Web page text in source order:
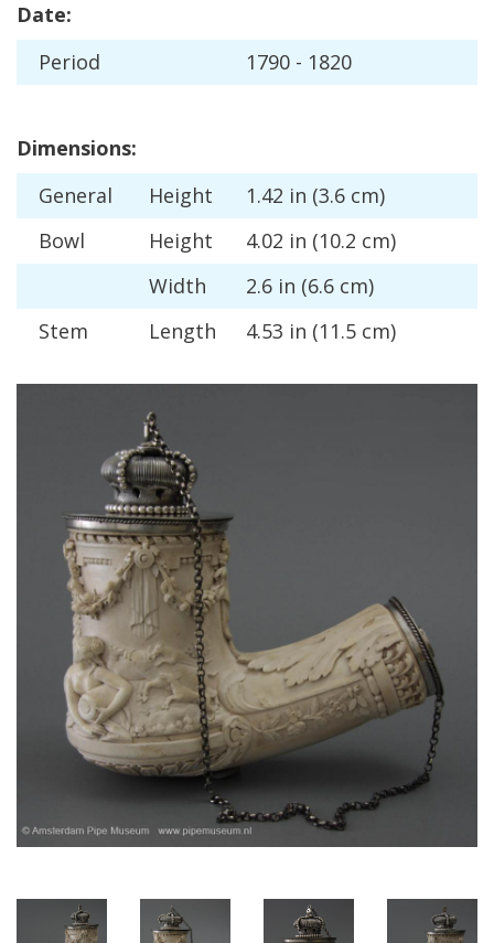
Date:
Period
1790 - 1820
Dimensions:
General
Height 1.42 in (3.6 cm)
Bowl
Height 4.02 in (10.2 cm)
Width
2.6 in (6.6 cm)
Stem
Length 4.53 in (11.5 cm)